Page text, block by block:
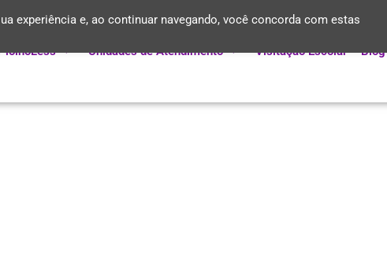
Unidades de Atendimento Visitação Escolar Blog
experiência e, ao continuar navegando, você concorda com estas